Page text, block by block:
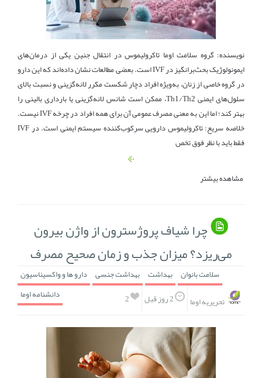
نویسنده: گروه سلامت اوما تاکرولیموس در انتقال جنین یکی از درمان‌های
ایمونولوژیک بحث‌برانگیز در IVF است. بعضی مطالعات نشان داده‌اند که این دارو
در گروه خاصی از زنان، به‌ویژه افراد دچار شکست مکرر لانه‌گزینی و نسبت بالای
سلول‌های ایمنی Th1/Th2، ممکن است شانس لانه‌گزینی یا بارداری بالینی را
بهتر کند؛ اما این به معنی مصرف عمومی آن برای همه افراد در چرخه IVF نیست.
خلاصه سریع: تاکرولیموس دارویی سرکوب‌کننده سیستم ایمنی است. در IVF
فقط باید با نظر فوق تخص
مشاهده بیشتر
چرا شیاف پروژسترون از واژن بیرون
می‌ریزد؟ میزان جذب و زمان صحیح مصرف
دانشنامه اوما
سلامت بانوان بهداشت بهداشت جنسی دارو ها و واکسیناسیون
2
تحریریه اوما